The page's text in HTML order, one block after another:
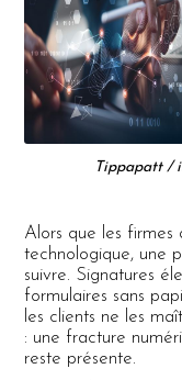
Tippapatt /
Alors que les
technologique, une
suivre. Signatures
formulaires sans
les clients ne les
: une fracture
reste présente.